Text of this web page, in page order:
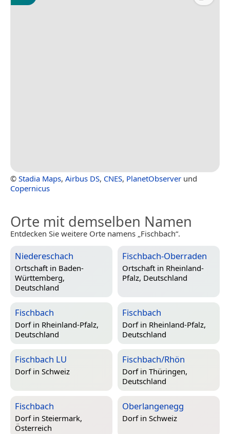
© Stadia Maps, Airbus DS, CNES, PlanetObserver und
Copernicus
Orte mit demselben Namen
Entdecken Sie weitere Orte namens „Fischbach“.
Niedereschach
Ortschaft in Baden-
Württemberg,
Deutschland
Fischbach-Oberraden
Ortschaft in Rheinland-
Pfalz, Deutschland
Fischbach
Dorf in Rheinland-Pfalz,
Deutschland
Fischbach
Dorf in Rheinland-Pfalz,
Deutschland
Fischbach LU
Dorf in Schweiz
Fischbach/Rhön
Dorf in Thüringen,
Deutschland
Fischbach
Dorf in Steiermark,
Österreich
Oberlangenegg
Dorf in Schweiz